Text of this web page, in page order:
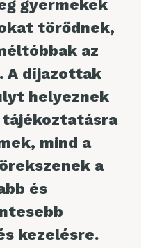
gyermekek
törődnek,
az
A díjazottak
helyeznek
mind a
a
és
kezelésre.